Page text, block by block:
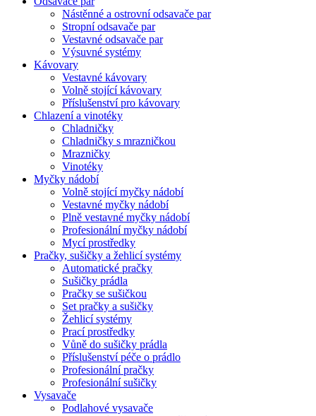
Nástěnné a ostrovní odsavače par
Stropní odsavače par
Vestavné odsavače par
Výsuvné systémy
Kávovary
Vestavné kávovary
Volně stojící kávovary
Příslušenství pro kávovary
Chlazení a vinotéky
Chladničky
Chladničky s mrazničkou
Mrazničky
Vinotéky
Myčky nádobí
Volně stojící myčky nádobí
Vestavné myčky nádobí
Plně vestavné myčky nádobí
Profesionální myčky nádobí
Mycí prostředky
Pračky, sušičky a žehlicí systémy
Automatické pračky
Sušičky prádla
Pračky se sušičkou
Set pračky a sušičky
Žehlicí systémy
Prací prostředky
Vůně do sušičky prádla
Příslušenství péče o prádlo
Profesionální pračky
Profesionální sušičky
Vysavače
Podlahové vysavače